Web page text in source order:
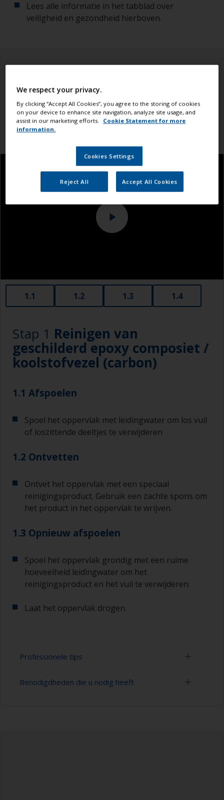
Lees alle informatie in het tabblad over
veiligheid en gezondheid hierboven.
1.1 1.2 1.3 1.4
Stap 1 Reinigen van
geschilderd epoxy composiet /
koolstofvezel (carbon)
1.1 Afspoelen
Spoel het oppervlak met leidingwater om los vuil
of loszittende deeltjes te verwijderen
1.2 Ontvetten
Ontvet het oppervlak met een speciaal
reinigingsproduct. Gebruik een zachte spons om
het product in het oppervlak te wrijven.
1.3 Opnieuw afspoelen
Spoel het oppervlak grondig met een ruime
hoeveelheid leidingwater om het
reinigingsproduct en het vuil te verwijderen.
Laat het oppervlak drogen.
Professionele tips
U kunt zien of het oppervlak goed is ontvet door
Benodigdheden die u nodig heeft
We respect your privacy.
By clicking “Accept All Cookies”, you agree to the storing of cookies
on your device to enhance site navigation, analyze site usage, and
assist in our marketing efforts.
Cookie Statement for more
information.
Cookies Settings
Reject All Accept All Cookies